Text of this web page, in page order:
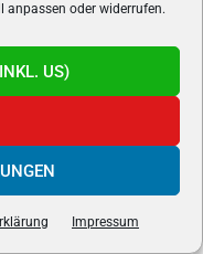
anpassen oder widerrufen.
US)
Impressum